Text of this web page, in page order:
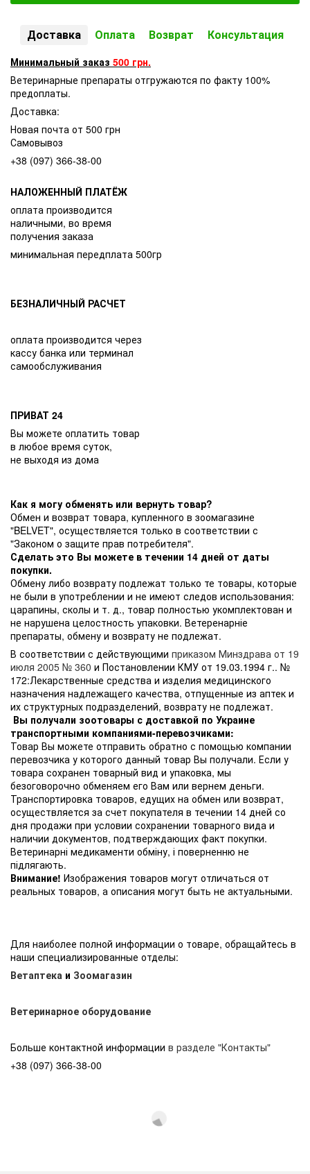
Доставка Оплата Возврат Консультация
Минимальный заказ 500 грн.
Ветеринарные препараты отгружаются по факту 100%
предоплаты.
Доставка:
Новая почта от 500 грн
Самовывоз
+38 (097) 366-38-00
НАЛОЖЕННЫЙ ПЛАТЁЖ
оплата производится
наличными, во время
получения заказа
минимальная передплата 500гр
БЕЗНАЛИЧНЫЙ РАСЧЕТ
оплата производится через
кассу банка или терминал
самообслуживания
ПРИВАТ 24
Вы можете оплатить товар
в любое время суток,
не выходя из дома
Как я могу обменять или вернуть товар?
Обмен и возврат товара, купленного в зоомагазине
"BELVET", осуществляется только в соответствии с
"Законом о защите прав потребителя".
Сделать это Вы можете в течении 14 дней от даты
покупки.
Обмену либо возврату подлежат только те товары, которые
не были в употреблении и не имеют следов использования:
царапины, сколы и т. д., товар полностью укомплектован и
не нарушена целостность упаковки. Ветеренарніе
препараты, обмену и возврату не подлежат.
В соответствии с действующими приказом Минздрава от 19
июля 2005 № 360 и Постановлении КМУ от 19.03.1994 г.. №
172:Лекарственные средства и изделия медицинского
назначения надлежащего качества, отпущенные из аптек и
их структурных подразделений, возврату не подлежат.
Вы получали зоотовары с доставкой по Украине
транспортными компаниями-перевозчиками:
Товар Вы можете отправить обратно с помощью компании
перевозчика у которого данный товар Вы получали. Если у
товара сохранен товарный вид и упаковка, мы
безоговорочно обменяем его Вам или вернем деньги.
Транспортировка товаров, едущих на обмен или возврат,
осуществляется за счет покупателя в течении 14 дней со
дня продажи при условии сохранении товарного вида и
наличии документов, подтверждающих факт покупки.
Ветеринарні медикаменти обміну, і поверненню не
підлягають.
Внимание! Изображения товаров могут отличаться от
реальных товаров, а описания могут быть не актуальными.
Для наиболее полной информации о товаре, обращайтесь в
наши специализированные отделы:
Ветаптека и Зоомагазин
Ветеринарное оборудование
Больше контактной информации в разделе "Контакты"
+38 (097) 366-38-00